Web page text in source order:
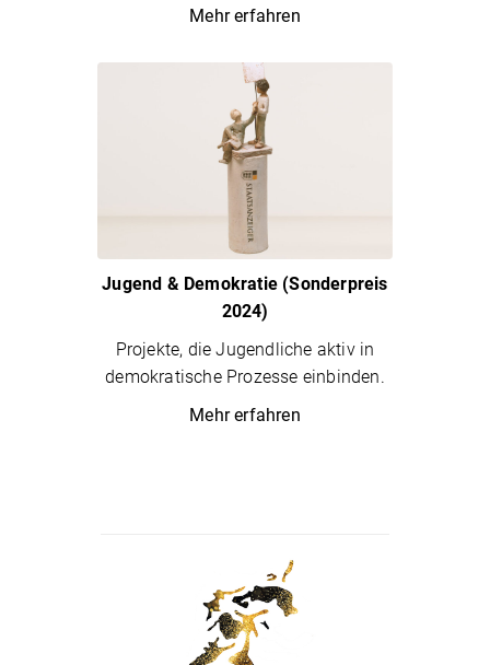
Mehr erfahren
Jugend & Demokratie (Sonderpreis
2024)
Projekte, die Jugendliche aktiv in
demokratische Prozesse einbinden.
Mehr erfahren